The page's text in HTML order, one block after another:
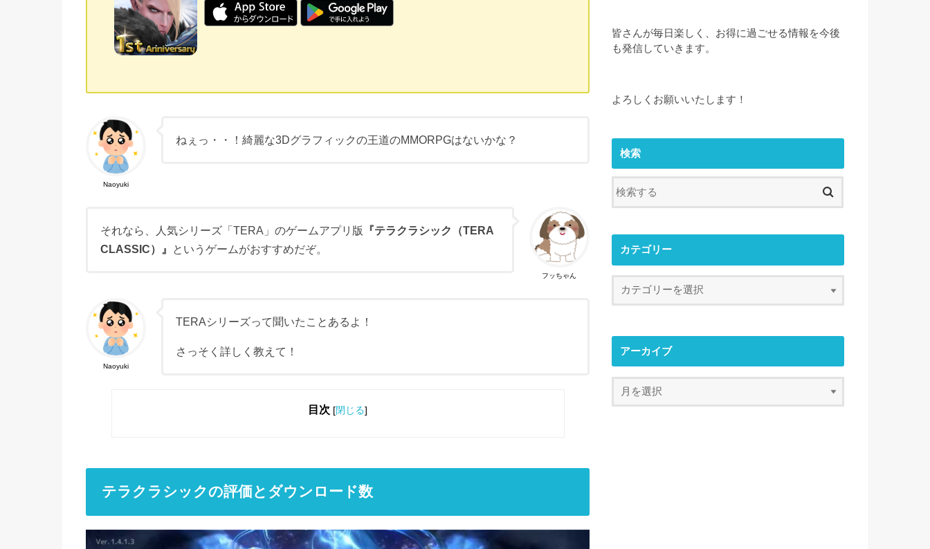
Naoyuki
ねぇっ・・！綺麗な3Dグラフィックの王道のMMORPGはないかな？
フッちゃん
それなら、人気シリーズ「TERA」のゲームアプリ版
『テラクラシック（TERA
CLASSIC）』
というゲームがおすすめだぞ。
Naoyuki
TERAシリーズって聞いたことあるよ！
さっそく詳しく教えて！
目次 [閉じる]
テラクラシックの評価とダウンロード数
皆さんが毎日楽しく、お得に過ごせる情報を今後
も発信していきます。
よろしくお願いいたします！
検索
カテゴリー
アーカイブ